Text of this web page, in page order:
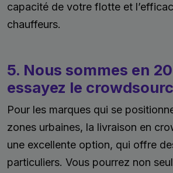
capacité de votre flotte et
chauffeurs.
5. Nous sommes en
essayez le
Pour les marques qui se
zones urbaines, la livraison en
une excellente option, qui offre
particuliers. Vous pourrez non